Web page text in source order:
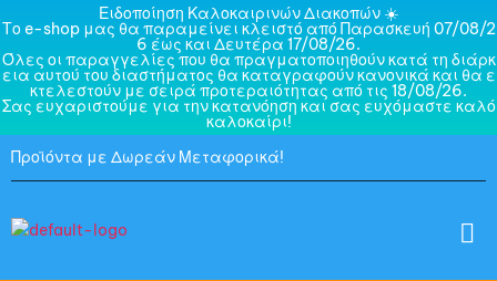
Ειδοποίηση Καλοκαιρινών Διακοπών ☀️
Το e-shop μας θα παραμείνει κλειστό από Παρασκευή 07/08/2
6 έως και Δευτέρα 17/08/26.
Όλες οι παραγγελίες που θα πραγματοποιηθούν κατά τη διάρκ
εια αυτού του διαστήματος θα καταγραφούν κανονικά και θα ε
κτελεστούν με σειρά προτεραιότητας από τις 18/08/26.
Σας ευχαριστούμε για την κατανόηση και σας ευχόμαστε καλό
καλοκαίρι!
Προϊόντα με Δωρεάν Μεταφορικά!